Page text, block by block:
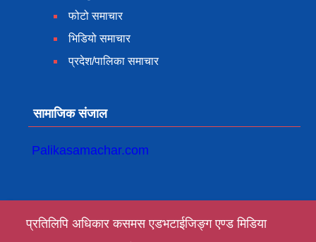
फोटो समाचार
भिडियो समाचार
प्रदेश/पालिका समाचार
सामाजिक संजाल
Palikasamachar.com
प्रतिलिपि अधिकार कसमस एडभटाईजिङ्ग एण्ड मिडिया